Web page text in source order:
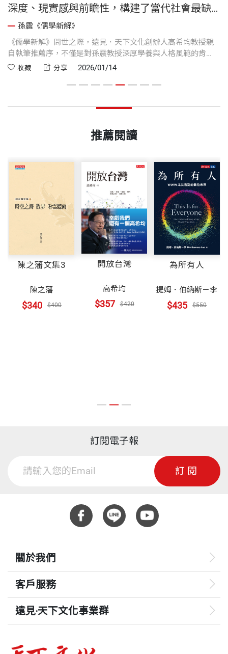
深度、現實感與前瞻性，構建了當代社會最缺
乏的那一塊基石
孫震《儒學新解》
《儒學新解》問世之際，遠見．天下文化創辦人高希均教授親
自執筆推薦序，不僅是對孫震教授深厚學養與人格風範的肯
定，更是在價值混亂、社會轉型之際，對儒家思想發出的時代
性與必要性，讓我們重新思考倫理、制度與文明未來的關係。
收藏 分享 2026/01/14
推薦閱讀
陳之藩文集3
陳之藩
$340 $400
開放台灣
高希均
$357 $420
為所有人
提姆．伯納斯－李
$435 $550
訂閱電子報
訂閱
關於我們
客戶服務
遠見‧天下文化事業群